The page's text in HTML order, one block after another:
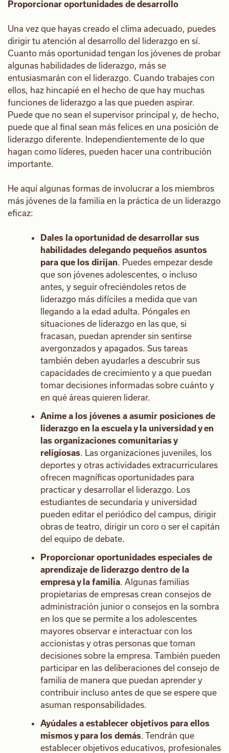
Proporcionar oportunidades de desarrollo
Una vez que hayas creado el clima adecuado, puedes
dirigir tu atención al desarrollo del liderazgo en sí.
Cuanto más oportunidad tengan los jóvenes de probar
algunas habilidades de liderazgo, más se
entusiasmarán con el liderazgo. Cuando trabajes con
ellos, haz hincapié en el hecho de que hay muchas
funciones de liderazgo a las que pueden aspirar.
Puede que no sean el supervisor principal y, de hecho,
puede que al final sean más felices en una posición de
liderazgo diferente. Independientemente de lo que
hagan como líderes, pueden hacer una contribución
importante.
He aquí algunas formas de involucrar a los miembros
más jóvenes de la familia en la práctica de un liderazgo
eficaz:
Dales la oportunidad de desarrollar sus
habilidades delegando pequeños asuntos
para que los dirijan. Puedes empezar desde
que son jóvenes adolescentes, o incluso
antes, y seguir ofreciéndoles retos de
liderazgo más difíciles a medida que van
llegando a la edad adulta. Póngales en
situaciones de liderazgo en las que, si
fracasan, puedan aprender sin sentirse
avergonzados y apagados. Sus tareas
también deben ayudarles a descubrir sus
capacidades de crecimiento y a que puedan
tomar decisiones informadas sobre cuánto y
en qué áreas quieren liderar.
Anime a los jóvenes a asumir posiciones de
liderazgo en la escuela y la universidad y en
las organizaciones comunitarias y
religiosas. Las organizaciones juveniles, los
deportes y otras actividades extracurriculares
ofrecen magníficas oportunidades para
practicar y desarrollar el liderazgo. Los
estudiantes de secundaria y universidad
pueden editar el periódico del campus, dirigir
obras de teatro, dirigir un coro o ser el capitán
del equipo de debate.
Proporcionar oportunidades especiales de
aprendizaje de liderazgo dentro de la
empresa y la familia. Algunas familias
propietarias de empresas crean consejos de
administración junior o consejos en la sombra
en los que se permite a los adolescentes
mayores observar e interactuar con los
accionistas y otras personas que toman
decisiones sobre la empresa. También pueden
participar en las deliberaciones del consejo de
familia de manera que puedan aprender y
contribuir incluso antes de que se espere que
asuman responsabilidades.
Ayúdales a establecer objetivos para ellos
mismos y para los demás. Tendrán que
establecer objetivos educativos, profesionales